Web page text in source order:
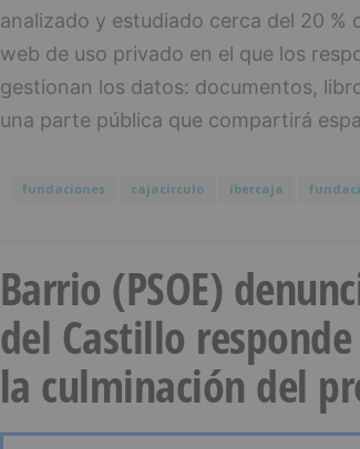
analizado y estudiado cerca del 20 %
web de uso privado en el que los
gestionan los datos: documentos,
una parte pública que compartirá
fundaciones cajacírculo ibercaja
Barrio (PSOE)
del Castillo
la culminación del